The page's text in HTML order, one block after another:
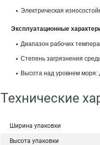
Электрическая
Эксплуатационные
Диапазон рабочих
Степень загрязнения
Высота над уровнем моря:
Технические
Ширина упаковки
Высота упаковки